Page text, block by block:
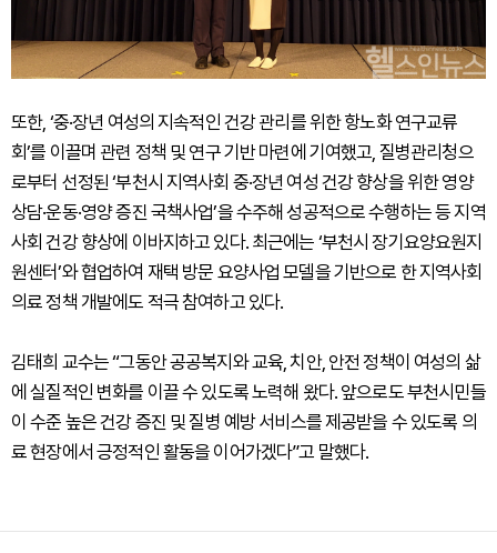
또한, ‘중·장년 여성의 지속적인 건강 관리를 위한 항노화 연구교류
회’를 이끌며 관련 정책 및 연구 기반 마련에 기여했고, 질병관리청으
로부터 선정된 ‘부천시 지역사회 중·장년 여성 건강 향상을 위한 영양
상담·운동·영양 증진 국책사업’을 수주해 성공적으로 수행하는 등 지역
사회 건강 향상에 이바지하고 있다. 최근에는 ‘부천시 장기요양요원지
원센터’와 협업하여 재택 방문 요양사업 모델을 기반으로 한 지역사회
의료 정책 개발에도 적극 참여하고 있다.
김태희 교수는 “그동안 공공복지와 교육, 치안, 안전 정책이 여성의 삶
에 실질적인 변화를 이끌 수 있도록 노력해 왔다. 앞으로도 부천시민들
이 수준 높은 건강 증진 및 질병 예방 서비스를 제공받을 수 있도록 의
료 현장에서 긍정적인 활동을 이어가겠다”고 말했다.